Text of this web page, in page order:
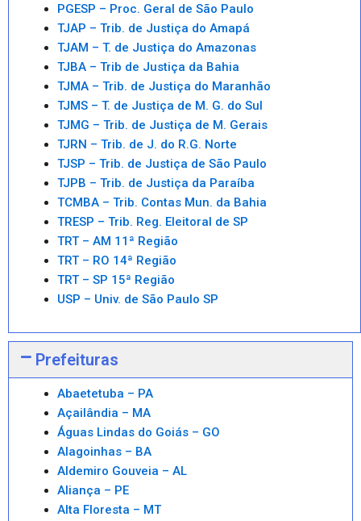
PGESP – Proc. Geral de São Paulo
TJAP – Trib. de Justiça do Amapá
TJAM – T. de Justiça do Amazonas
TJBA – Trib de Justiça da Bahia
TJMA – Trib. de Justiça do Maranhão
TJMS – T. de Justiça de M. G. do Sul
TJMG – Trib. de Justiça de M. Gerais
TJRN – Trib. de J. do R.G. Norte
TJSP – Trib. de Justiça de São Paulo
TJPB – Trib. de Justiça da Paraíba
TCMBA – Trib. Contas Mun. da Bahia
TRESP – Trib. Reg. Eleitoral de SP
TRT – AM 11ª Região
TRT – RO 14ª Região
TRT – SP 15ª Região
USP – Univ. de São Paulo SP
Prefeituras
Abaetetuba – PA
Açailândia – MA
Águas Lindas do Goiás – GO
Alagoinhas – BA
Aldemiro Gouveia – AL
Aliança – PE
Alta Floresta – MT